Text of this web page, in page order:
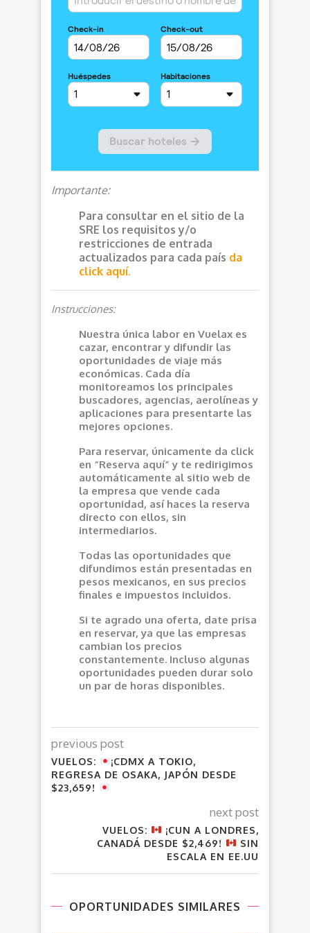
Importante:
Para consultar en el sitio de la
SRE los requisitos y/o
restricciones de entrada
actualizados para cada país da
click aquí.
Instrucciones:
Nuestra única labor en Vuelax es
cazar, encontrar y difundir las
oportunidades de viaje más
económicas. Cada día
monitoreamos los principales
buscadores, agencias, aerolíneas y
aplicaciones para presentarte las
mejores opciones.
Para reservar, únicamente da click
en “Reserva aquí” y te redirigimos
automáticamente al sitio web de
la empresa que vende cada
oportunidad, así haces la reserva
directo con ellos, sin
intermediarios.
Todas las oportunidades que
difundimos están presentadas en
pesos mexicanos, en sus precios
finales e impuestos incluidos.
Si te agrado una oferta, date prisa
en reservar, ya que las empresas
cambian los precios
constantemente. Incluso algunas
oportunidades pueden durar solo
un par de horas disponibles.
previous post
VUELOS:
¡CDMX A TOKIO,
REGRESA DE OSAKA, JAPÓN DESDE
$23,659!
next post
VUELOS:
¡CUN A LONDRES,
CANADÁ DESDE $2,469!
SIN
ESCALA EN EE.UU
OPORTUNIDADES SIMILARES